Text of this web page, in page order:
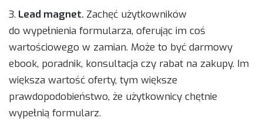
3. Lead magnet. Zachęć użytkowników
do wypełnienia formularza, oferując im coś
wartościowego w zamian. Może to być darmowy
ebook, poradnik, konsultacja czy rabat na zakupy. Im
większa wartość oferty, tym większe
prawdopodobieństwo, że użytkownicy chętnie
wypełnią formularz.